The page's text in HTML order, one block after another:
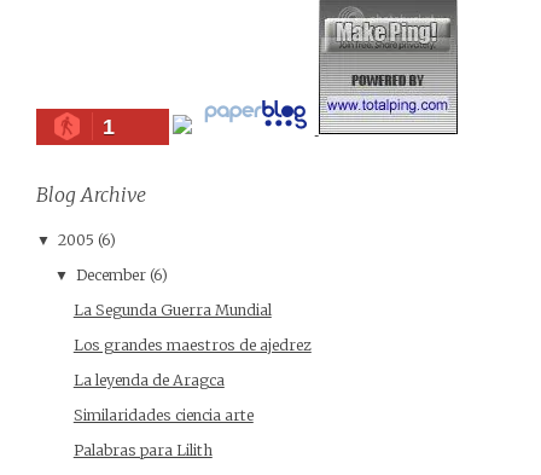
1
Blog Archive
▼ 2005 (6)
▼ December (6)
La Segunda Guerra Mundial
Los grandes maestros de ajedrez
La leyenda de Aragca
Similaridades ciencia arte
Palabras para Lilith